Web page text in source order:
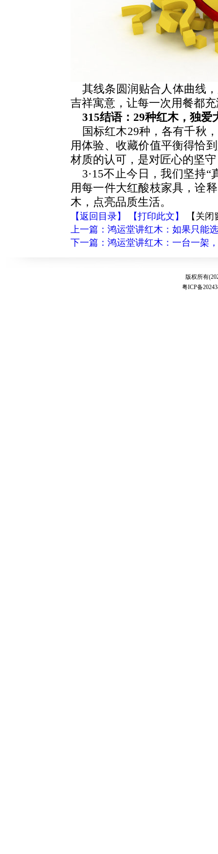
其线条圆润贴合人体曲线
吉祥寓意，让每一次用餐都
315结语：29种红木，独爱
国标红木29种，各有千秋
用体验、收藏价值平衡得恰
材质的认可，是对匠心的坚
3·15不止今日，我们坚持
用每一件大红酸枝家具，诠
木，点亮品质生活。
【返回目录】 【打印此文】
【关
上一篇：鸿运堂讲红木：如果只能
下一篇：鸿运堂讲红木：一台一架
版权所有
粤ICP备